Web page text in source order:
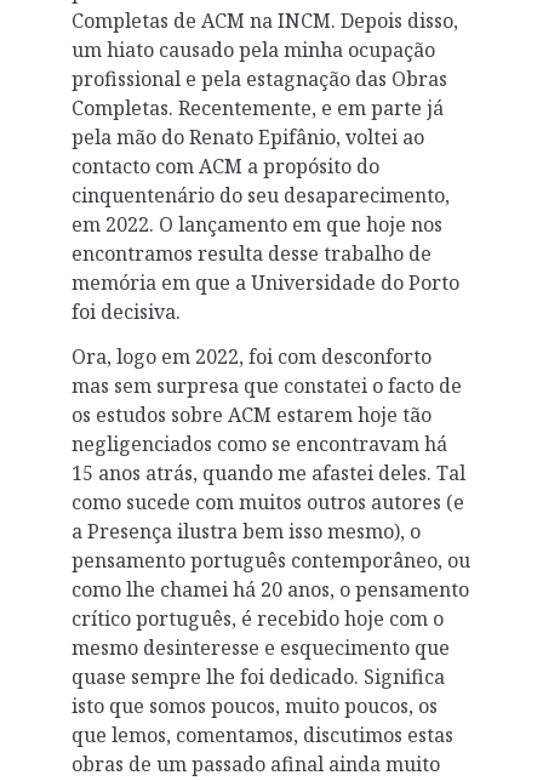
Completas de ACM na INCM. Depois disso,
um hiato causado pela minha ocupação
profissional e pela estagnação das Obras
Completas. Recentemente, e em parte já
pela mão do Renato Epifânio, voltei ao
contacto com ACM a propósito do
cinquentenário do seu desaparecimento,
em 2022. O lançamento em que hoje nos
encontramos resulta desse trabalho de
memória em que a Universidade do Porto
foi decisiva.
Ora, logo em 2022, foi com desconforto
mas sem surpresa que constatei o facto de
os estudos sobre ACM estarem hoje tão
negligenciados como se encontravam há
15 anos atrás, quando me afastei deles. Tal
como sucede com muitos outros autores (e
a Presença ilustra bem isso mesmo), o
pensamento português contemporâneo, ou
como lhe chamei há 20 anos, o pensamento
crítico português, é recebido hoje com o
mesmo desinteresse e esquecimento que
quase sempre lhe foi dedicado. Significa
isto que somos poucos, muito poucos, os
que lemos, comentamos, discutimos estas
obras de um passado afinal ainda muito